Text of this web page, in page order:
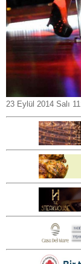
23 Eylül 2014 Salı